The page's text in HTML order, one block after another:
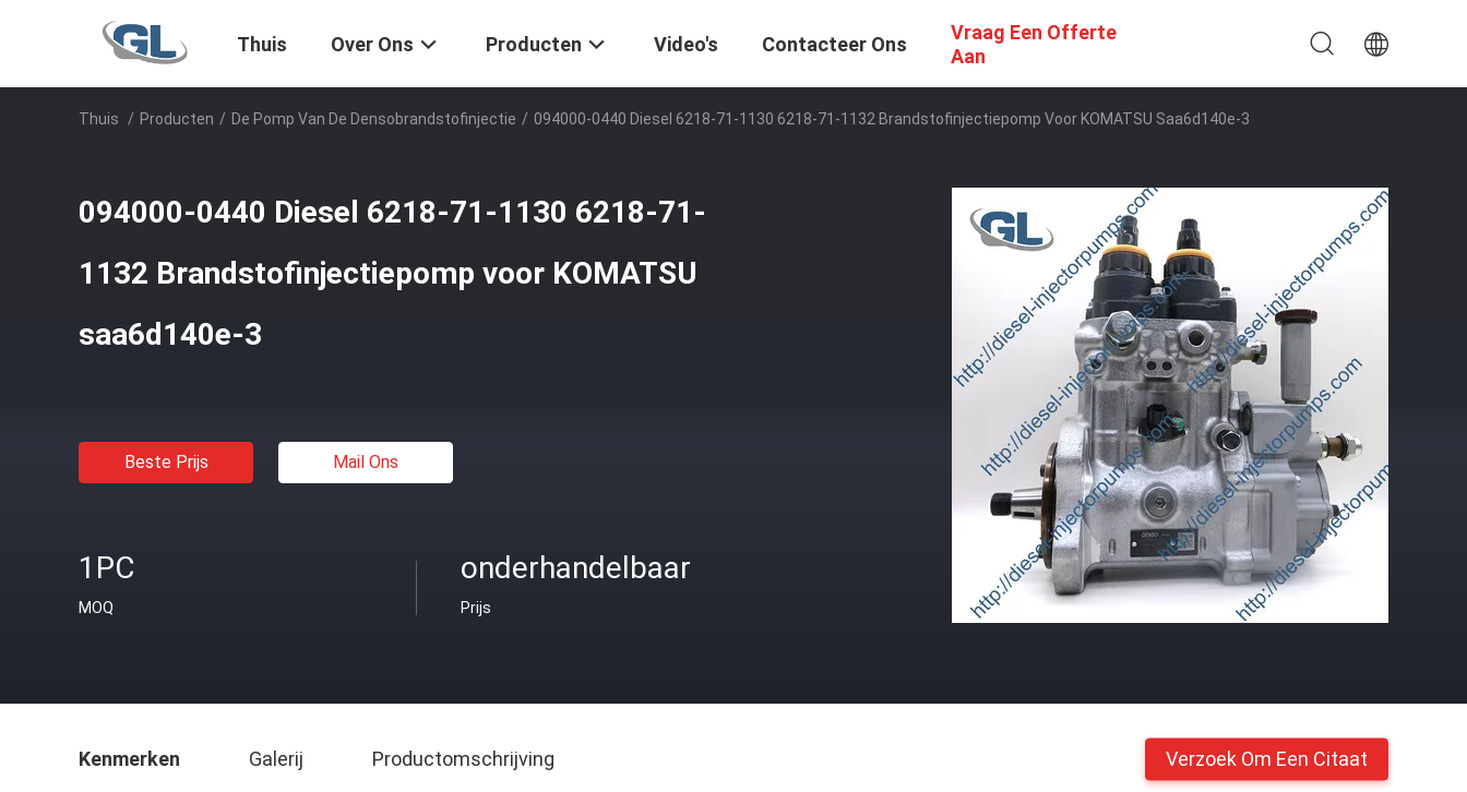
Thuis Over Ons Producten Video's Contacteer Ons
Vraag Een Offerte
Aan
Thuis / Producten / De Pomp Van De Densobrandstofinjectie / 094000-0440 Diesel 6218-71-1130 6218-71-1132 Brandstofinjectiepomp Voor KOMATSU Saa6d140e-3
094000-0440 Diesel 6218-71-1130 6218-71-
1132 Brandstofinjectiepomp voor KOMATSU
saa6d140e-3
Beste Prijs Mail Ons
1PC
MOQ
onderhandelbaar
Prijs
Kenmerken Galerij Productomschrijving Verzoek Om Een Citaat